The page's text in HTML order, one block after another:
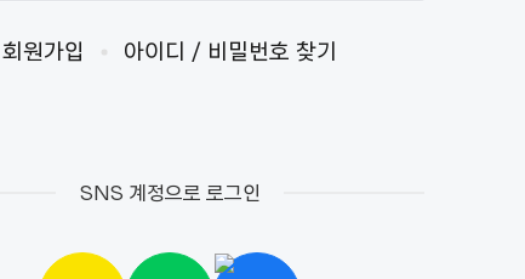
회원가입 아이디 / 비밀번호 찾기
SNS 계정으로 로그인